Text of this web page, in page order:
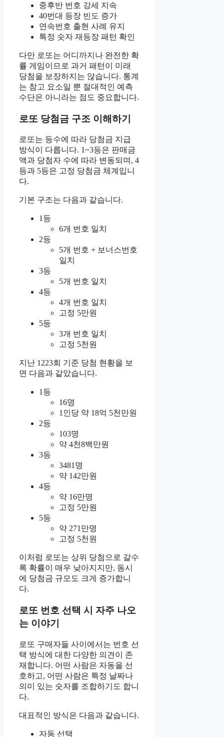
중후반 번호 강세 지속
40번대 등장 빈도 증가
연속번호 출현 사례 유지
특정 숫자 재등장 패턴 확인
다만 로또는 어디까지나 완전한 확
률 게임이므로 과거 패턴이 미래
당첨을 보장하지는 않습니다. 통계
는 참고 요소일 뿐 절대적인 예측
수단은 아니라는 점도 중요합니다.
로또 당첨금 구조 이해하기
로또는 등수에 따라 당첨금 지급
방식이 다릅니다. 1~3등은 판매금
액과 당첨자 수에 따라 변동되며, 4
등과 5등은 고정 당첨금 체계입니
다.
기본 구조는 다음과 같습니다.
1등
6개 번호 일치
2등
5개 번호 + 보너스번호
일치
3등
5개 번호 일치
4등
4개 번호 일치
고정 5만원
5등
3개 번호 일치
고정 5천원
지난 1223회 기준 당첨 현황을 보
면 다음과 같았습니다.
1등
16명
1인당 약 18억 5천만원
2등
103명
약 4천8백만원
3등
3481명
약 142만원
4등
약 16만명
고정 5만원
5등
약 271만명
고정 5천원
이처럼 로또는 상위 당첨으로 갈수
록 확률이 매우 낮아지지만, 동시
에 당첨금 규모도 크게 증가합니
다.
로또 번호 선택 시 자주 나오
는 이야기
로또 구매자들 사이에서는 번호 선
택 방식에 대한 다양한 의견이 존
재합니다. 어떤 사람은 자동을 선
호하고, 어떤 사람은 특정 날짜나
의미 있는 숫자를 조합하기도 합니
다.
대표적인 방식은 다음과 같습니다.
자동 선택